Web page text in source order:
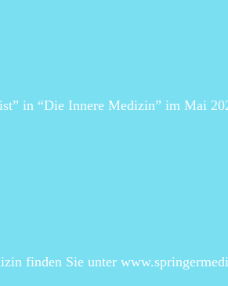
in “Die Innere Medizin” im Mai
finden Sie unter